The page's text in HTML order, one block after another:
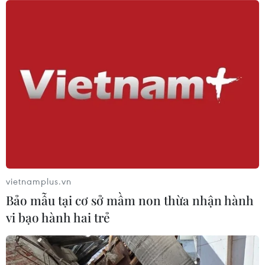
đạo Agni-4, tầm bắn 4.000 km
06/08/2026 23:17
Lở đất tại Philippines khiến ít nhất 4
người thiệt mạng
06/08/2026 15:06
vietnamplus.vn
Bảo mẫu tại cơ sở mầm non thừa nhận hành
vi bạo hành hai trẻ